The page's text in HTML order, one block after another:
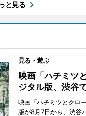
と見る
見る・遊ぶ
映画「ハチミツ
ジタル版、渋谷
映画「ハチミツとクロ
版が8月7日から、渋谷